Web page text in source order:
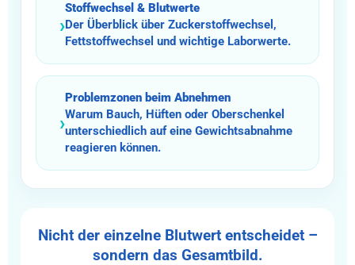
›
Stoffwechsel & Blutwerte
Der Überblick über Zuckerstoffwechsel,
Fettstoffwechsel und wichtige Laborwerte.
›
Problemzonen beim Abnehmen
Warum Bauch, Hüften oder Oberschenkel
unterschiedlich auf eine Gewichtsabnahme
reagieren können.
Nicht der einzelne Blutwert entscheidet –
sondern das Gesamtbild.